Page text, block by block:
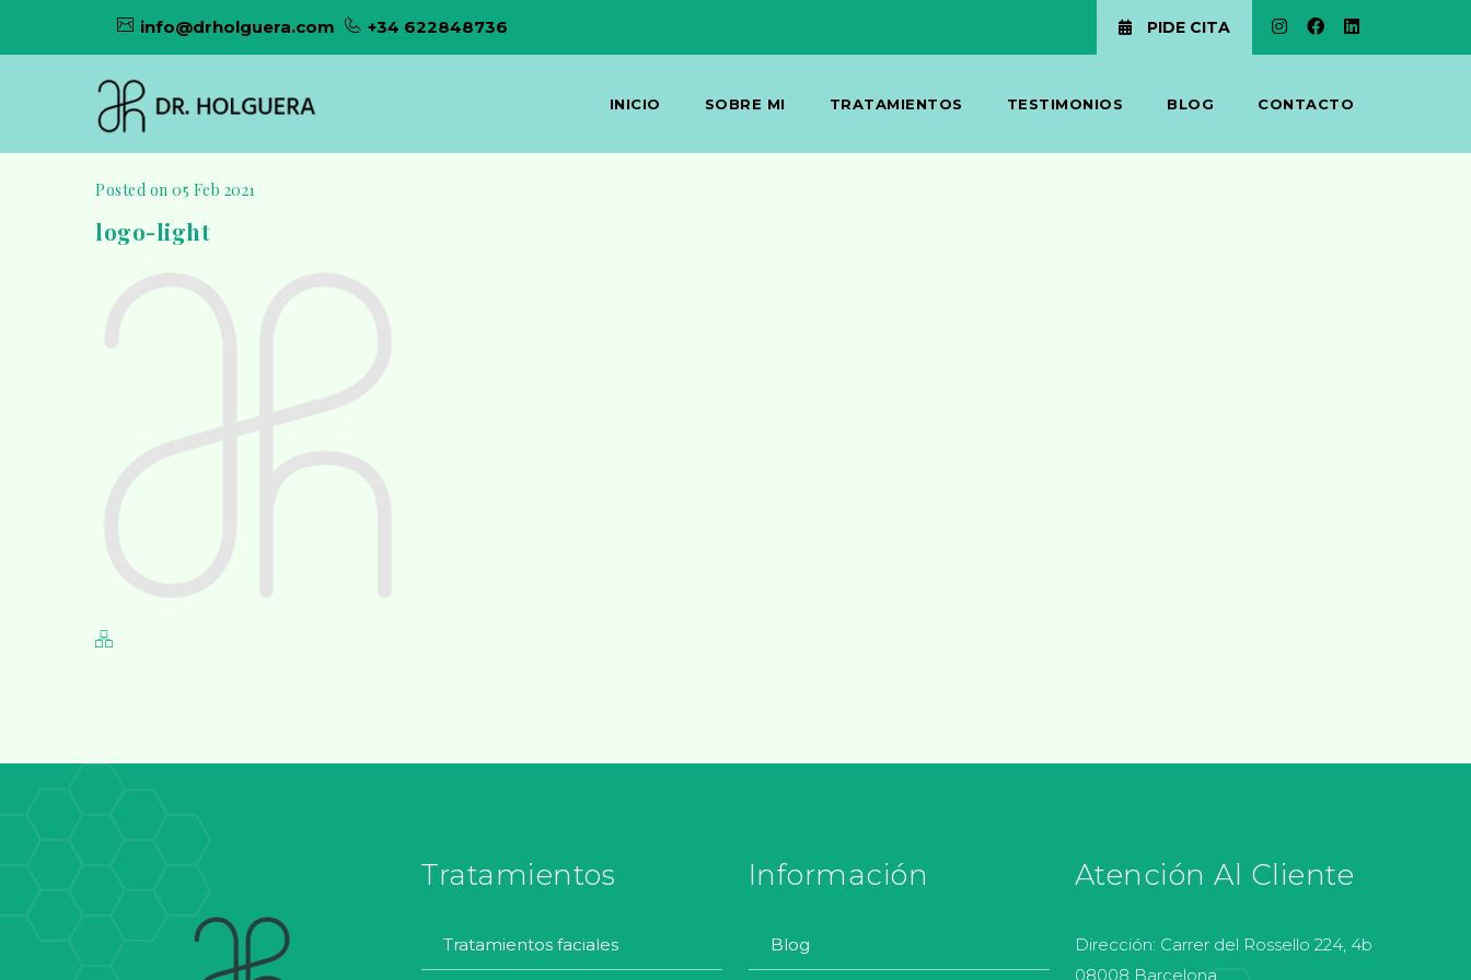
info@drholguera.com +34 622848736 PIDE CITA
INICIO SOBRE MI TRATAMIENTOS TESTIMONIOS BLOG CONTACTO
Posted on 05 Feb 2021
logo-light
Tratamientos
tratamientos faciales
Información
blog
Atención Al Cliente
Dirección: Carrer del Rossello 224, 4b
08008 Barcelona